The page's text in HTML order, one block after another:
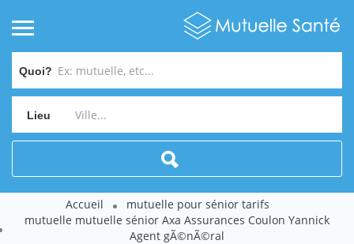
Quoi?
Lieu
Accueil
mutuelle pour sénior tarifs
mutuelle mutuelle sénior Axa Assurances Coulon Yannick
Agent gÃ©nÃ©ral